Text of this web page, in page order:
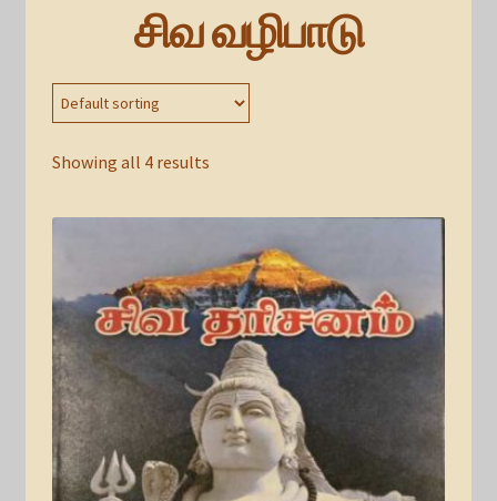
சிவ வழிபாடு
Showing all 4 results